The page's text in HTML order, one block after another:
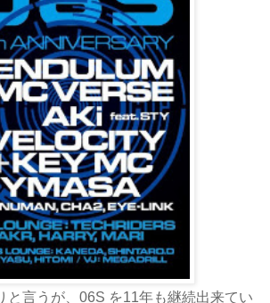
と言うが、06S を11年も継続出来てい